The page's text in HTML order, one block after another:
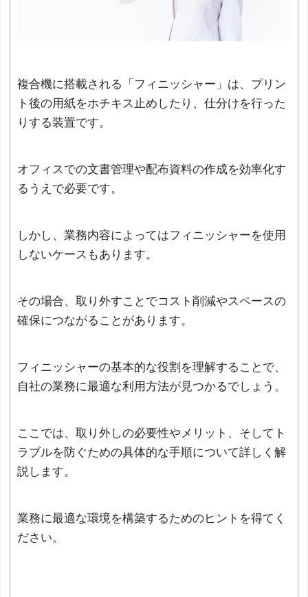
複合機に搭載される「フィニッシャー」は、プリン
ト後の用紙をホチキス止めしたり、仕分けを行った
りする装置です。
オフィスでの文書管理や配布資料の作成を効率化す
るうえで必要です。
しかし、業務内容によってはフィニッシャーを使用
しないケースもあります。
その場合、取り外すことでコスト削減やスペースの
確保につながることがあります。
フィニッシャーの基本的な役割を理解することで、
自社の業務に最適な利用方法が見つかるでしょう。
ここでは、取り外しの必要性やメリット、そしてト
ラブルを防ぐための具体的な手順について詳しく解
説します。
業務に最適な環境を構築するためのヒントを得てく
ださい。